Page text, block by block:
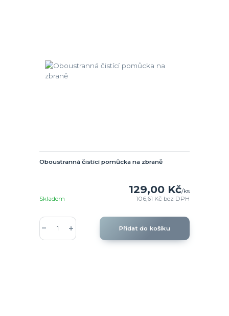
Oboustranná čistící pomůcka na zbraně
129,00 Kč/ks
106,61 Kč bez DPH
Skladem
Přidat do košíku